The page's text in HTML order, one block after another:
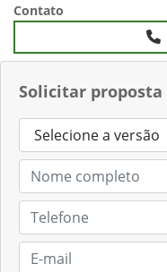
Solicitar proposta
Contato